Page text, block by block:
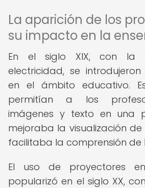
La aparición de los
su impacto en la
En el siglo XIX, con la
electricidad, se
en el ámbito educativo.
permitían a los
imágenes y texto en una
mejoraba la visualización
facilitaba la comprensión de
El uso de proyectores
popularizó en el siglo XX,